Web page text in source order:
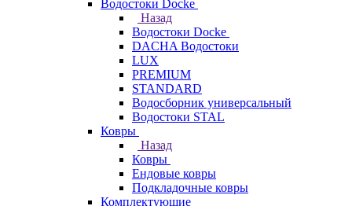
Водостоки Docke
Назад
Водостоки Docke
DACHA Водостоки
LUX
PREMIUM
STANDARD
Водосборник универсальный
Водостоки STAL
Ковры
Назад
Ковры
Ендовые ковры
Подкладочные ковры
Комплектующие